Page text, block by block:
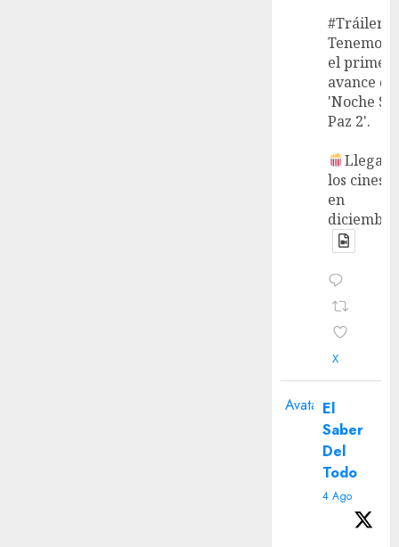
#Tráiler
Tenemos
el primer
avance de
'Noche
Paz 2'.
Llega a
los cines
en
X
Avatar El
Saber
Del
Todo
4 Ago